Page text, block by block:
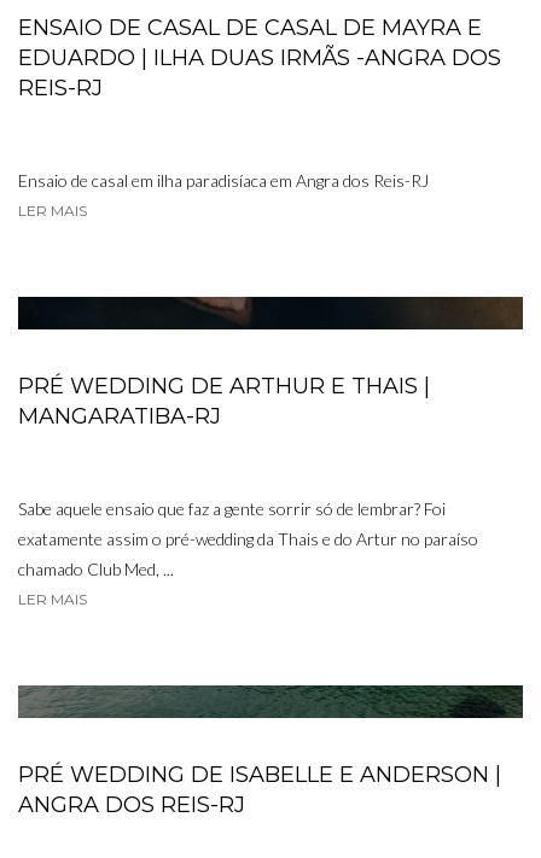
ENSAIO DE CASAL DE CASAL DE MAYRA E
EDUARDO | ILHA DUAS IRMÃS -ANGRA DOS
REIS-RJ
Ensaio de casal em ilha paradisíaca em Angra dos Reis-RJ
LER MAIS
PRÉ WEDDING DE ARTHUR E THAIS |
MANGARATIBA-RJ
Sabe aquele ensaio que faz a gente sorrir só de lembrar? Foi
exatamente assim o pré-wedding da Thais e do Artur no paraíso
chamado Club Med, ...
LER MAIS
PRÉ WEDDING DE ISABELLE E ANDERSON |
ANGRA DOS REIS-RJ